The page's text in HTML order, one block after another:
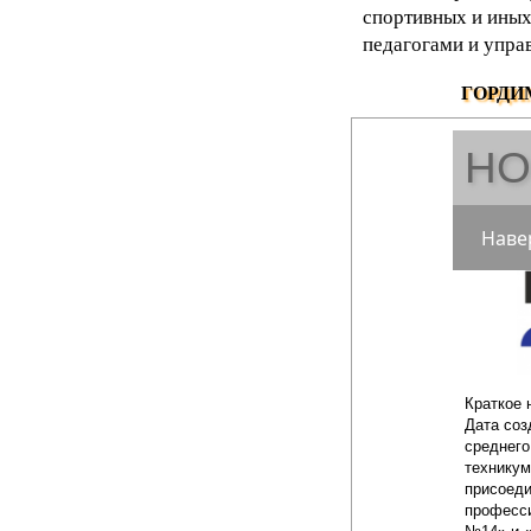
спортивных и
педагогами и